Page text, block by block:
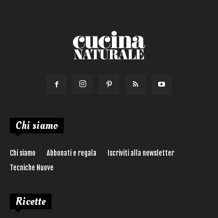
Chi siamo
Chi siamo Abbonati e regala
Iscriviti alla newsletter
Tecniche Nuove
Ricette